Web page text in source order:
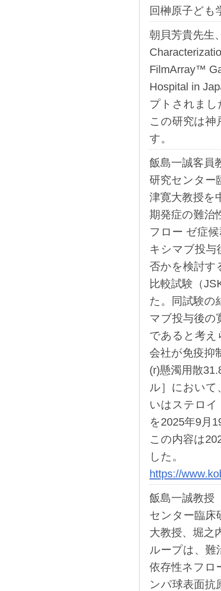
回榊原子ども
朝貝芳貴先生
FilmArray™
Hospital in
プトされまし
この研究は
す。
飯島一誠客員
研究センター
津寛大教授を
期発症の難治
フロー ゼ症
キシマブ投与
否かを検討す
比較試験（
た。同試験の
マブ投与後の
であると考え
会社が免疫抑
(r)懸濁用散
ル］において
いはステロイ
を2025年9月
この内容は
した。
https://
飯島一誠教授
センター臨床
大教授、堀之
ループは、難
依存性ネフロ
ンパ球表面